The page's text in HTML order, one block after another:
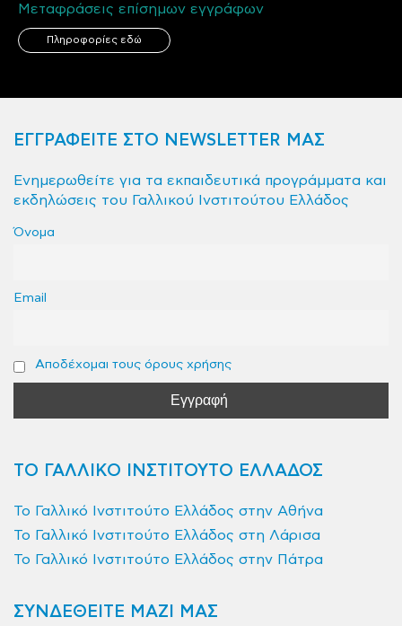
Μεταφράσεις επίσημων εγγράφων
Πληροφορίες εδώ
ΕΓΓΡΑΦΕΙΤΕ ΣΤΟ NEWSLETTER ΜΑΣ
Ενημερωθείτε για τα εκπαιδευτικά προγράμματα και
εκδηλώσεις του Γαλλικού Ινστιτούτου Ελλάδος
Όνομα
Email
Αποδέχομαι τους όρους χρήσης
ΤΟ ΓΑΛΛΙΚΟ ΙΝΣΤΙΤΟΥΤΟ ΕΛΛΑΔΟΣ
Το Γαλλικό Ινστιτούτο Ελλάδος στην Αθήνα
Το Γαλλικό Ινστιτούτο Ελλάδος στη Λάρισα
Το Γαλλικό Ινστιτούτο Ελλάδος στην Πάτρα
ΣΥΝΔΕΘΕΙΤΕ ΜΑΖΙ ΜΑΣ